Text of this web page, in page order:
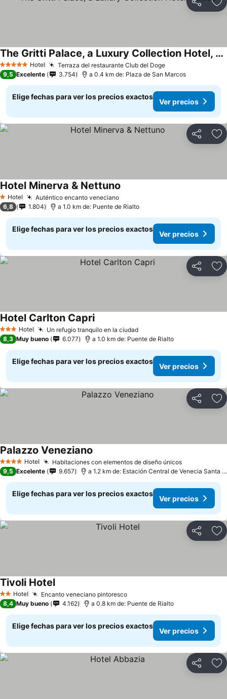
Compartir
5 Estrellas Hotel Terraza del restaurante Club del Doge
The Gritti Palace, a Luxury Collection Hotel, Venice
9,5 Excelente 3.754 a 0.4 km de: Plaza de San Marcos
Elige fechas para ver los precios exactos
Ver precios
Compartir
1 Estrellas
Hotel Auténtico encanto veneciano
Hotel Minerva & Nettuno
6,8 1.804 a 1.0 km de: Puente de Rialto
Elige fechas para ver los precios exactos
Ver precios
Compartir
3 Estrellas
Hotel Un refugio tranquilo en la ciudad
Hotel Carlton Capri
8,3 Muy bueno 6.077 a 1.0 km de: Puente de Rialto
Elige fechas para ver los precios exactos
Ver precios
Compartir
4 EstrellasHotel Habitaciones con elementos de diseño únicos
Palazzo Veneziano
9,5 Excelente 9.657 a 1.2 km de: Estación Central de Venecia Santa Lucía
Elige fechas para ver los precios exactos
Ver precios
Compartir
2 Estrellas
Hotel Encanto veneciano pintoresco
Tivoli Hotel
8,4 Muy bueno 4.162 a 0.8 km de: Puente de Rialto
Elige fechas para ver los precios exactos
Ver precios
Compartir